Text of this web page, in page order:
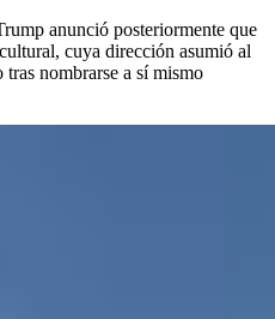
anunció posteriormente que
cuya dirección asumió al
nombrarse a sí mismo